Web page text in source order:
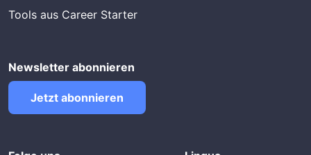
Tools aus Career Starter
Newsletter abonnieren
Jetzt abonnieren